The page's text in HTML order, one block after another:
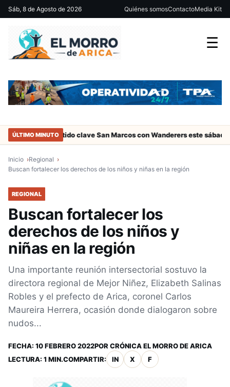
Sáb, 8 de Agosto de 2026 Quiénes somosContactoMedia Kit
☰
ÚLTIMO MINUTO
Partido clave San Marcos con Wanderers este sábado a las 15
Inicio
Regional
Buscan fortalecer los derechos de los niños y niñas en la región
REGIONAL
Buscan fortalecer los
derechos de los niños y
niñas en la región
Una importante reunión intersectorial sostuvo la
directora regional de Mejor Niñez, Elizabeth Salinas
Robles y el prefecto de Arica, coronel Carlos
Maureira Herrera, ocasión donde dialogaron sobre
nudos...
FECHA: 10 FEBRERO 2022POR CRÓNICA EL MORRO DE ARICA
LECTURA: 1 MIN.COMPARTIR: IN X F